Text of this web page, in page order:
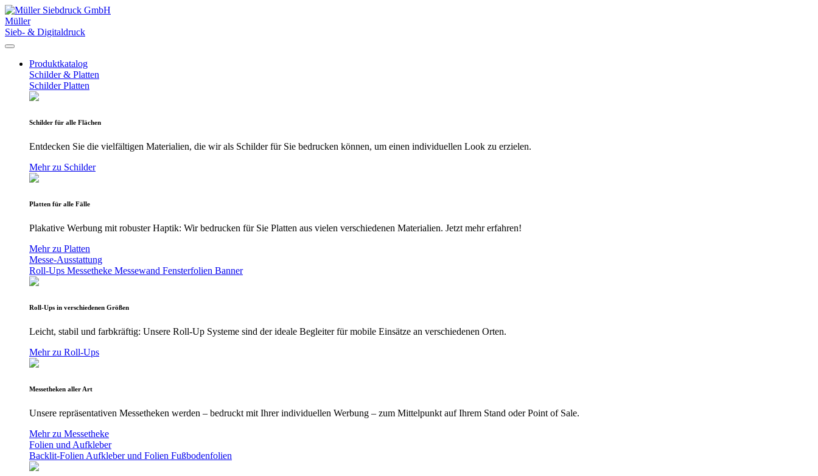
Müller
Sieb- & Digitaldruck
Produktkatalog
Schilder & Platten
SchilderPlatten
Schilder für alle Flächen
Entdecken Sie die vielfältigen Materialien, die wir als Schilder für Sie bedrucken können, um einen individuellen Look zu erzielen.
Mehr zu Schilder
Platten für alle Fälle
Plakative Werbung mit robuster Haptik: Wir bedrucken für Sie Platten aus vielen verschiedenen Materialien. Jetzt mehr erfahren!
Mehr zu Platten
Messe-Ausstattung
Roll-Ups Messetheke Messewand Fensterfolien Banner
Roll-Ups in verschiedenen Größen
Leicht, stabil und farbkräftig: Unsere Roll-Up Systeme sind der ideale Begleiter für mobile Einsätze an verschiedenen Orten.
Mehr zu Roll-Ups
Messetheken aller Art
Unsere repräsentativen Messetheken werden – bedruckt mit Ihrer individuellen Werbung – zum Mittelpunkt auf Ihrem Stand oder Point of Sale.
Mehr zu Messetheke
Folien und Aufkleber
Backlit-Folien Aufkleber und Folien Fußbodenfolien